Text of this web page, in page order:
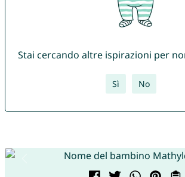
Stai cercando altre ispirazioni per
Sì No